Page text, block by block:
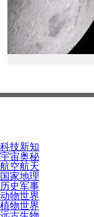
科技新知
宇宙奥秘
航空航天
国家地理
历史军事
动物世界
植物世界